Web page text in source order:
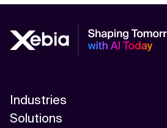
Industries
Solutions